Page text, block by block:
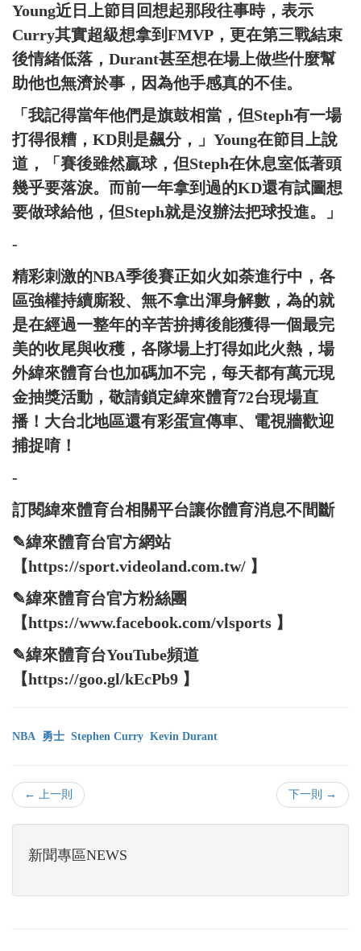
Young近日上節目回想起那段往事時，表示
Curry其實超級想拿到FMVP，更在第三戰結束
後情緒低落，Durant甚至想在場上做些什麼幫
助他也無濟於事，因為他手感真的不佳。
「我記得當年他們是旗鼓相當，但Steph有一場
打得很糟，KD則是飆分，」Young在節目上說
道，「賽後雖然贏球，但Steph在休息室低著頭
幾乎要落淚。而前一年拿到過的KD還有試圖想
要做球給他，但Steph就是沒辦法把球投進。」
-
精彩刺激的NBA季後賽正如火如荼進行中，各
區強權持續廝殺、無不拿出渾身解數，為的就
是在經過一整年的辛苦拚搏後能獲得一個最完
美的收尾與收穫，各隊場上打得如此火熱，場
外緯來體育台也加碼加不完，每天都有萬元現
金抽獎活動，敬請鎖定緯來體育72台現場直
播！大台北地區還有彩蛋宣傳車、電視牆歡迎
捕捉唷！
-
訂閱緯來體育台相關平台讓你體育消息不間斷
✎緯來體育台官方網站
【https://sport.videoland.com.tw/ 】
✎緯來體育台官方粉絲團
【https://www.facebook.com/vlsports 】
✎緯來體育台YouTube頻道
【https://goo.gl/kEcPb9 】
NBA 勇士 Stephen Curry Kevin Durant
← 上一則 下一則 →
新聞專區NEWS